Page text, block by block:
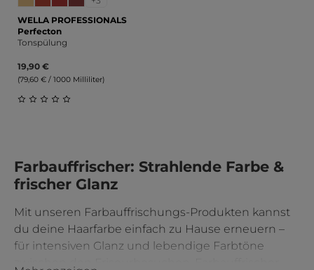
WELLA PROFESSIONALS
Perfecton
Tonspülung
19,90 €
(79,60 € / 1000 Milliliter)
Farbauffrischer: Strahlende Farbe &
frischer Glanz
Mit unseren Farbauffrischungs-Produkten kannst
du deine Haarfarbe einfach zu Hause erneuern –
für intensiven Glanz und lebendige Farbtöne